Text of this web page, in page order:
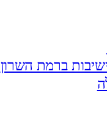
ברמת השרון